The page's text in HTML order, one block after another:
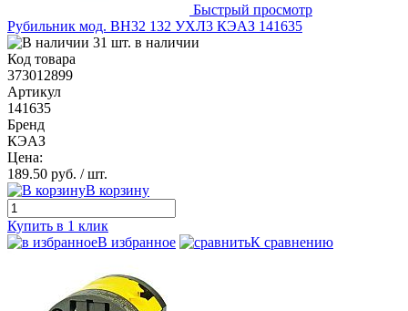
Быстрый просмотр
Рубильник мод. ВН32 132 УХЛ3 КЭАЗ 141635
31 шт. в наличии
Код товара
373012899
Артикул
141635
Бренд
КЭАЗ
Цена:
189.50 руб. / шт.
В корзину
Купить в 1 клик
В избранное
К сравнению